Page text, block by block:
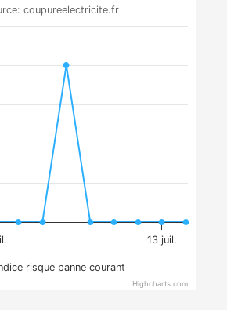
coupureelectricite.fr
13 juil.
risque panne courant
Highcharts.com